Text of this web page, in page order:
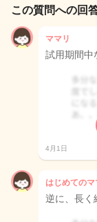
この質問への回
ママリ
試用期間中
4月1日
はじめてのマ
逆に、長く